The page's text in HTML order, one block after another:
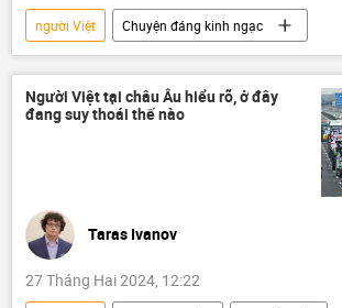
người Việt
Chuyện đáng kinh ngạc
Tác giả
Quan điểm-Ý kiến
bơi lội
Nga
sông Hồng
sông Volga
Xã hội
Baikal
Người Việt tại châu Âu hiểu rõ, ở đây
đang suy thoái thế nào
Taras Ivanov
27 Tháng Hai 2024, 12:22